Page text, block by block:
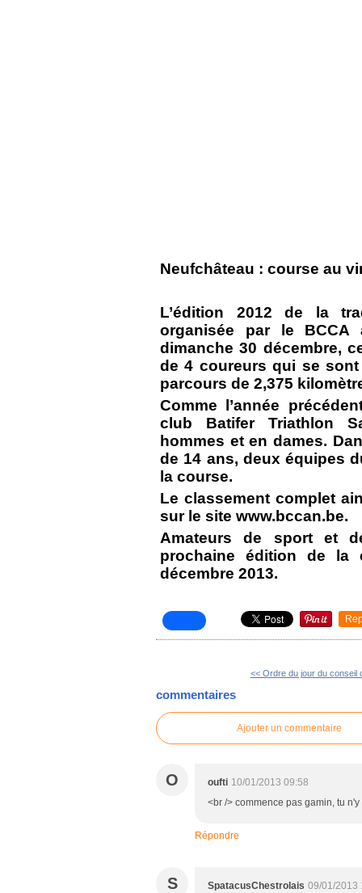
Neufchâteau : course au
L’édition 2012 de la
organisée par le
dimanche 30 décembre,
de 4 coureurs qui se
parcours de 2,375
Comme l’année
club Batifer Triathlon
hommes et en dames.
de 14 ans, deux équipes
la course.
Le classement complet
sur le site www.bccan.be.
Amateurs de sport et
prochaine édition de
décembre 2013.
<< Ordre du jour du conseil
commentaires
Ajouter un commentaire
O oufti 10/01/2013 09:58
<br /> commence pas gamin, tu
Répondre
S SpatacusChestrolais 09/01/2013